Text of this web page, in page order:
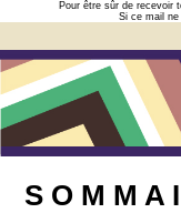
Pour être sûr de recevoir
Si ce mail
S O M M A